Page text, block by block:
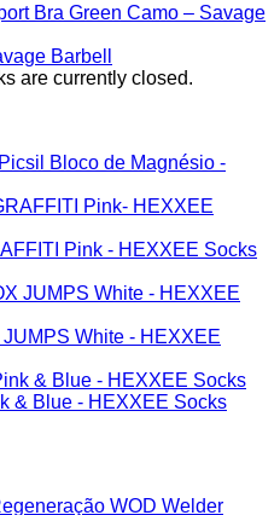
Bra Green Camo – Savage
are currently closed.
Bloco de Magnésio -
Pink - HEXXEE Socks
White - HEXXEE
& Blue - HEXXEE Socks